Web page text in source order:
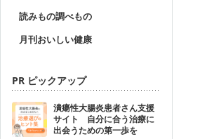
読みもの調べもの
月刊おいしい健康
PR ピックアップ
潰瘍性大腸炎患者さん支援
サイト 自分に合う治療に
出会うための第一歩を